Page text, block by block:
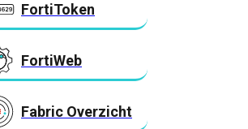
FortiToken
FortiWeb
Fabric Overzicht